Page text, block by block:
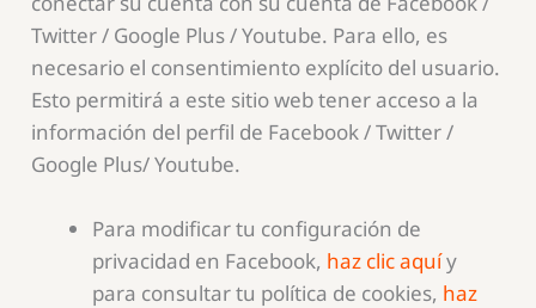
Twitter / Google Plus / Youtube. Para ello, es
necesario el consentimiento explícito del usuario.
Esto permitirá a este sitio web tener acceso a la
información del perfil de Facebook / Twitter /
Google Plus/ Youtube.
Para modificar tu configuración de
privacidad en Facebook, haz clic aquíy
para consultar tu política de cookies, haz